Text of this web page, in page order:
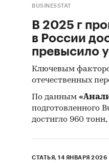
BUSINESSTAT
В 2025 г
в России
превысило
Ключевым
отечественных
По данным
подготовленного
достигло 960 тонн,
СТАТЬЯ, 14 ЯНВАРЯ 2026